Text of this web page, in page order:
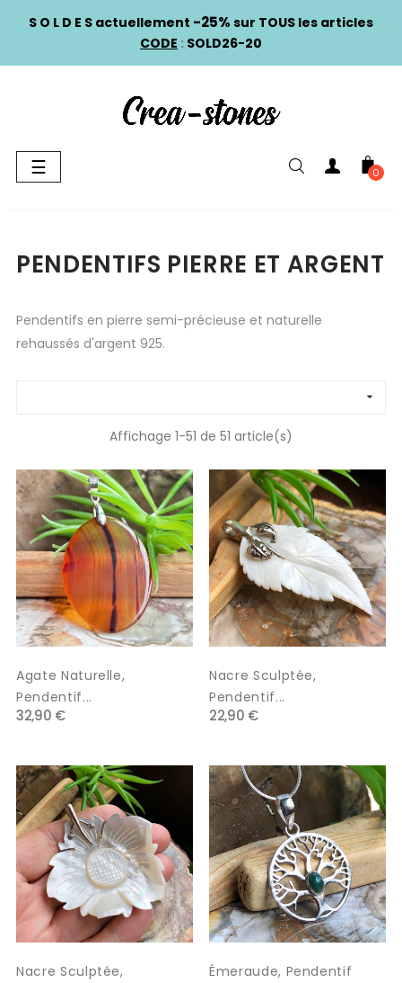
S O L D E S actuellement -25% sur TOUS les articles
CODE : SOLD26-20
Basculer
la
☰ 0
PENDENTIFS PIERRE ET ARGENT
Pendentifs en pierre semi-précieuse et naturelle
rehaussés d'argent 925.

Affichage 1-51 de 51 article(s)
Agate Naturelle,
Pendentif...
32,90 €
Nacre Sculptée,
Pendentif...
22,90 €
Nacre Sculptée,
Émeraude, Pendentif